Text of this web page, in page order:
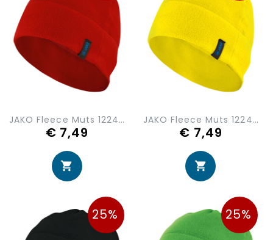
JAKO Fleece Muts 1224-01
€ 7,49
JAKO Fleece Muts 1224-03
€ 7,49
25% 25%